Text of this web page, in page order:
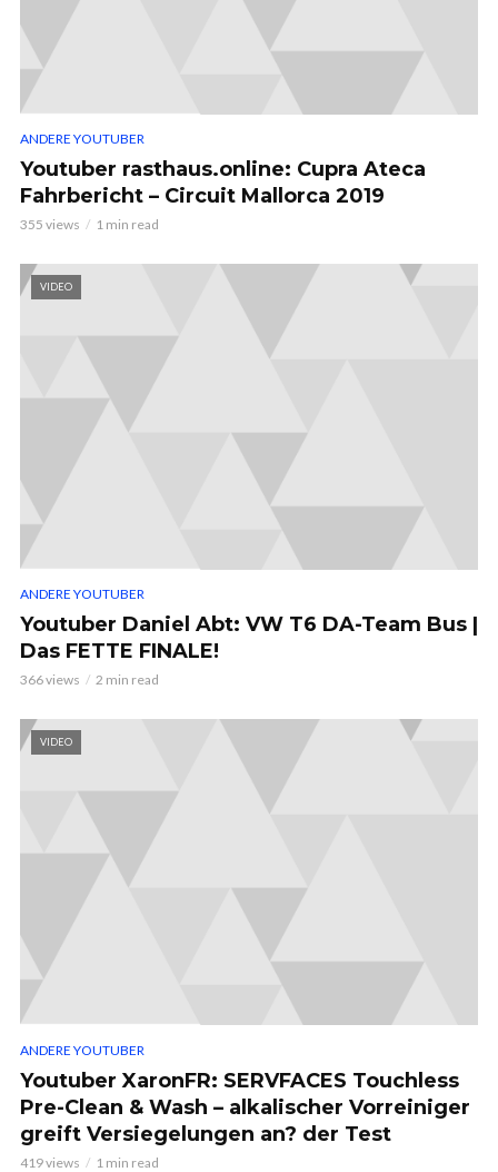
ANDERE YOUTUBER
Youtuber rasthaus.online: Cupra Ateca
Fahrbericht – Circuit Mallorca 2019
355 views 1 min read
VIDEO
ANDERE YOUTUBER
Youtuber Daniel Abt: VW T6 DA-Team Bus |
Das FETTE FINALE!
366 views 2 min read
VIDEO
ANDERE YOUTUBER
Youtuber XaronFR: SERVFACES Touchless
Pre-Clean & Wash – alkalischer Vorreiniger
greift Versiegelungen an? der Test
419 views 1 min read